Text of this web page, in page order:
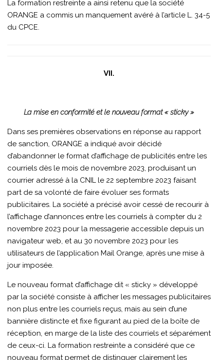
La formation restreinte a ainsi retenu que la société
ORANGE a commis un manquement avéré à l’article L. 34-5
du CPCE.
VII.
La mise en conformité et le nouveau format « sticky »
Dans ses premières observations en réponse au rapport
de sanction, ORANGE a indiqué avoir décidé
d’abandonner le format d’affichage de publicités entre les
courriels dès le mois de novembre 2023, produisant un
courrier adressé à la CNIL le 22 septembre 2023 faisant
part de sa volonté de faire évoluer ses formats
publicitaires. La société a précisé avoir cessé de recourir à
l’affichage d’annonces entre les courriels à compter du 2
novembre 2023 pour la messagerie accessible depuis un
navigateur web, et au 30 novembre 2023 pour les
utilisateurs de l’application Mail Orange, après une mise à
jour imposée.
Le nouveau format d’affichage dit « sticky » développé
par la société consiste à afficher les messages publicitaires
non plus entre les courriels reçus, mais au sein d’une
bannière distincte et fixe figurant au pied de la boîte de
réception, en marge de la liste des courriels et séparément
de ceux-ci. La formation restreinte a considéré que ce
nouveau format permet de distinguer clairement les